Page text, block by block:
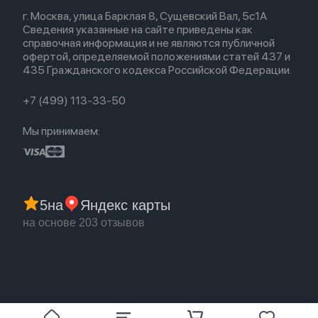
Airpods 2
Airpods (1-е)
Для Apple Watch
Политика конфиденциальности
Оплата и доставка
Партнерская программа
Гарантия
Обмен и возврат
Trade-in
Новые поступления
Популярное
Акции
г. Москва, улица Барклая 8, Сущевский Вал, 5с1А
Сведения указанные на сайте приведены как
справочная информация и не являются публичной
офертой, определяемой положениями статей 437 и
435 Гражданского кодекса Российской Федерации.
+7 (499) 113-33-50
Мы принимаем:
5на Яндекс карты
на основе 203 отзывов